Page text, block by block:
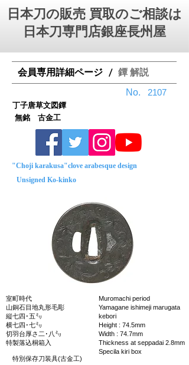
日本刀の販売 買取のご相談は
日本刀専門店銀座⻑州屋
会員専用詳細ページ / 鐔 解説
No.
無銘 古金工
"Choji karakusa"clove arabesque design
Unsigned Ko-kinko
室町時代
山銅石目地丸形毛彫
縦七四･五㍉
横七四･七㍉
切羽台厚さ二･八㍉
特製落込桐箱入
特別保存刀装具(古金工)
Muromachi period
Yamagane ishimeji marugata
kebori
Height : 74.5mm
Width : 74.7mm
Thickness at seppadai 2.8mm
Specila kiri box
丁子唐草文図鐔
2107